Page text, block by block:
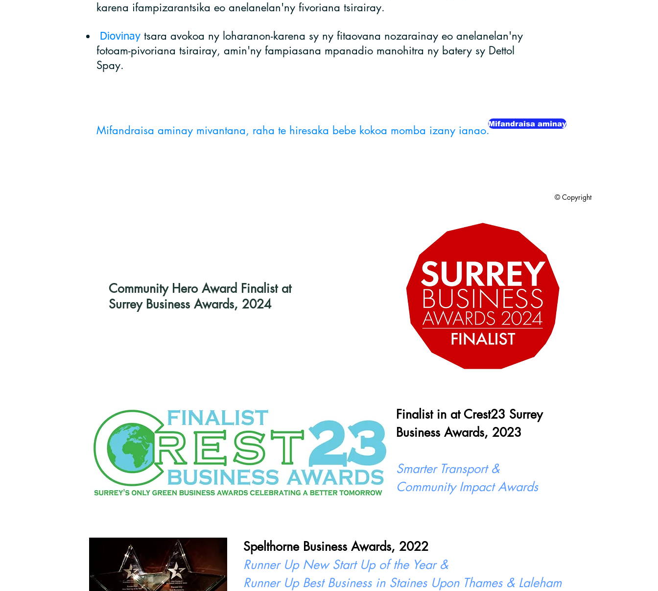
karena ifampizarantsika eo anelanelan'ny fivoriana tsirairay.
​ Diovinay tsara avokoa ny loharanon-karena sy ny fitaovana nozarainay eo anelanelan'ny
fotoam-pivoriana tsirairay, amin'ny fampiasana mpanadio manohitra ny batery sy Dettol
Spay.
Mifandraisa aminay mivantana, raha te hiresaka bebe kokoa momba izany ianao.Mifandraisa aminay
© Copyright
Community Hero Award Finalist at
Surrey Business Awards, 2024
Finalist in at Crest23 Surrey
Business Awards, 2023
Smarter Transport &
Community Impact Awards
Spelthorne Business Awards, 2022
Runner Up New Start Up of the Year &
Runner Up Best Business in Staines Upon Thames & Laleham